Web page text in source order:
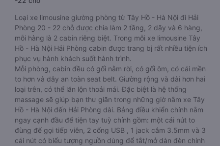
Loại xe limousine giường phòng từ Tây Hồ - Hà Nội đi Hải
Phòng 20 - 22 chỗ được chia làm 2 tầng, 2 dãy và 6 hàng,
mỗi hàng là 2 cabin riêng biệt. Trong mỗi xe limousine Tây
Hồ - Hà Nội Hải Phòng cabin được trang bị rất nhiều tiện ích
phục vụ hành khách suốt hành trình.
Mỗi phòng, cabin đều có gối nằm rời, có gối ôm, có cái mền
to hơn và dây an toàn seat belt. Giường rộng và dài hơn hai
loại trên, có thể lăn lộn thoải mái. Đặc biệt là hệ thống
massage sẽ giúp bạn thư giãn trong những giờ nằm xe Tây
Hồ - Hà Nội đến Hải Phòng dài. Bảng điều khiển chính nằm
ngay cạnh đầu để tiện tay tuỳ chỉnh gồm: một cái nút to
đùng để gọi tiếp viên, 2 cổng USB , 1 jack cắm 3.5mm và 3
cái nút có biểu tượng nguồn dùng để tắt/mở dàn đèn chính